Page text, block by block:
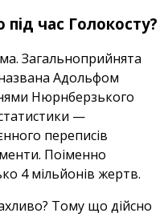
час Голокосту?
Загальноприйнята
Адольфом
Нюрнберзького
—
переписів
Поіменно
4 мільйонів жертв.
Тому що дійсно